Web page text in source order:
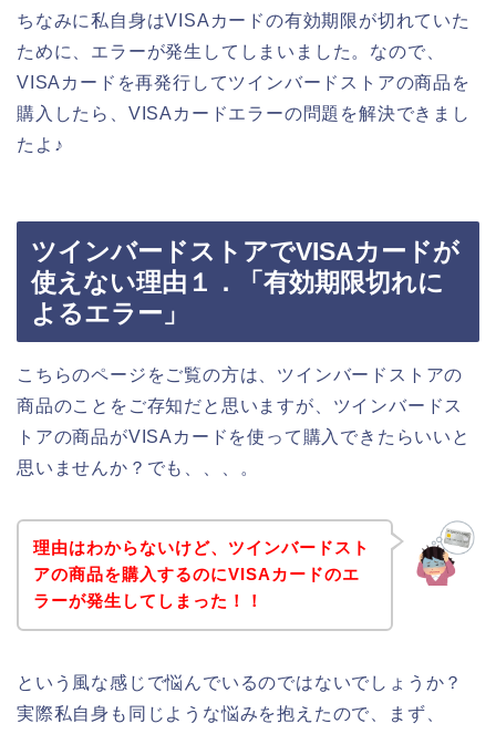
ちなみに私自身はVISAカードの有効期限が切れていた
ために、エラーが発生してしまいました。なので、
VISAカードを再発行してツインバードストアの商品を
購入したら、VISAカードエラーの問題を解決できまし
たよ♪
ツインバードストアでVISAカードが
使えない理由１．「有効期限切れに
よるエラー」
こちらのページをご覧の方は、ツインバードストアの
商品のことをご存知だと思いますが、ツインバードス
トアの商品がVISAカードを使って購入できたらいいと
思いませんか？でも、、、。
理由はわからないけど、ツインバードスト
アの商品を購入するのにVISAカードのエ
ラーが発生してしまった！！
という風な感じで悩んでいるのではないでしょうか？
実際私自身も同じような悩みを抱えたので、まず、